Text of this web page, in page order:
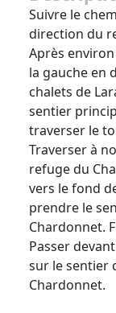
Suivre le
direction du
Après
la gauche en
chalets de
sentier
traverser le
Traverser à
refuge du
vers le fond
prendre le
Chardonnet.
Passer
sur le sentier
Chardonnet.